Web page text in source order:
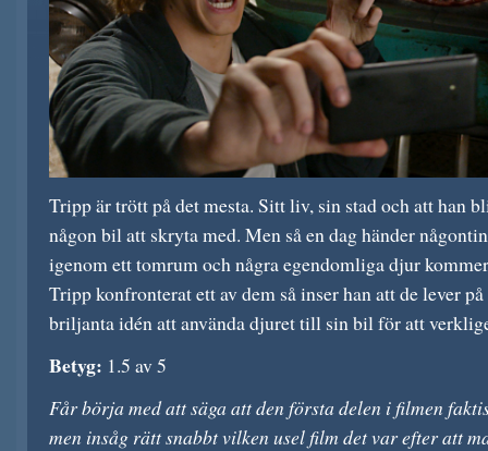
Tripp är trött på det mesta. Sitt liv, sin stad och att han
någon bil att skryta med. Men så en dag händer
igenom ett tomrum och några egendomliga djur
Tripp konfronterat ett av dem så inser han att de lever
briljanta idén att använda djuret till sin bil för att
Betyg: 1.5 av 5
Får börja med att säga att den första delen i filmen
men insåg rätt snabbt vilken usel film det var efter att